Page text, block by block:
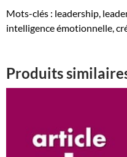
employés
Mots-clés : leadership,
intelligence émotionnelle,
Produits